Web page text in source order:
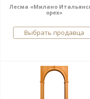
Лесма «Милано
орех»
Выбрать продавца